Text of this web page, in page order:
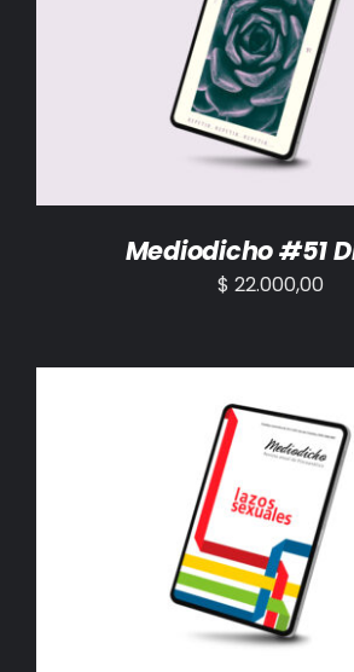
AÑADIR AL CARRITO /
Mediodicho #51
$ 22.000,00
AÑADIR AL CARRITO /